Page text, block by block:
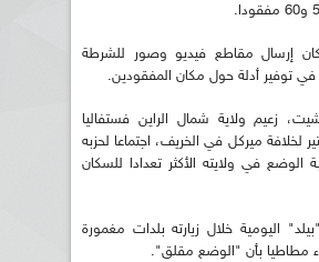
إرسال مقاطع فيديو وصور للشرطة
في توفير أدلة حول مكان المفقودين.
زعيم ولاية شمال الراين فستفاليا
لخلافة ميركل في الخريف، اجتماعا لحزبه
الوضع في ولايته الأكثر تعدادا للسكان
اليومية خلال زيارته بلدات مغمورة
مطاطيا بأن "الوضع مقلق".